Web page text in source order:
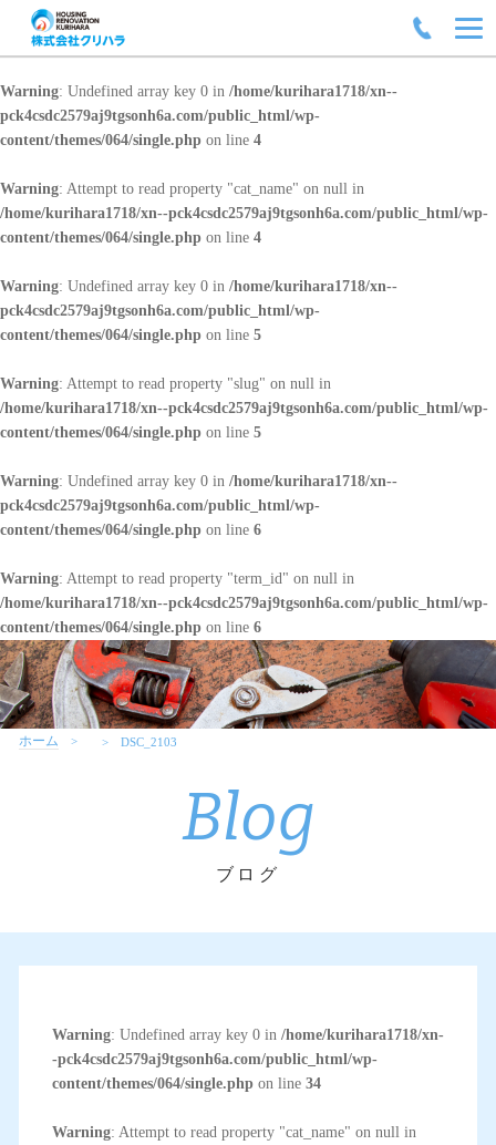
Warning: Undefined array key 0 in /home/kurihara1718/xn--
pck4csdc2579aj9tgsonh6a.com/public_html/wp-
content/themes/064/single.php on line 4
Warning: Attempt to read property "cat_name" on null in
/home/kurihara1718/xn--pck4csdc2579aj9tgsonh6a.com/public_html/wp-
content/themes/064/single.php on line 4
Warning: Undefined array key 0 in /home/kurihara1718/xn--
pck4csdc2579aj9tgsonh6a.com/public_html/wp-
content/themes/064/single.php on line 5
Warning: Attempt to read property "slug" on null in
/home/kurihara1718/xn--pck4csdc2579aj9tgsonh6a.com/public_html/wp-
content/themes/064/single.php on line 5
Warning: Undefined array key 0 in /home/kurihara1718/xn--
pck4csdc2579aj9tgsonh6a.com/public_html/wp-
content/themes/064/single.php on line 6
Warning: Attempt to read property "term_id" on null in
/home/kurihara1718/xn--pck4csdc2579aj9tgsonh6a.com/public_html/wp-
content/themes/064/single.php on line 6
ホーム DSC_2103
Blog
ブログ
Warning: Undefined array key 0 in /home/kurihara1718/xn-
-pck4csdc2579aj9tgsonh6a.com/public_html/wp-
content/themes/064/single.phpon line 34
Warning: Attempt to read property "cat_name" on null in